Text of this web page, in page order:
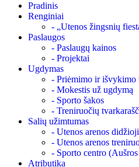
Pradinis
Renginiai
- „Utenos žingsnių
Paslaugos
- Paslaugų kainos
- Projektai
Ugdymas
- Priėmimo ir išvykimo
- Mokestis už ugdymą
- Sporto šakos
- Treniruočių
Salių užimtumas
- Utenos arenos
- Utenos arenos
- Sporto centro
Atributika